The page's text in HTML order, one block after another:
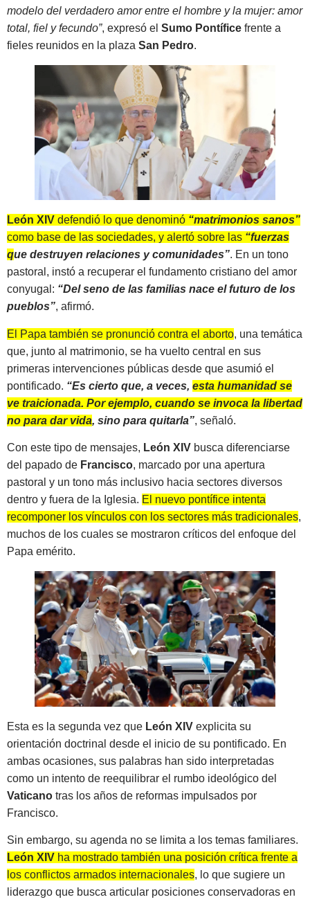
modelo del verdadero amor entre el hombre y la mujer: amor
total, fiel y fecundo”, expresó el Sumo Pontífice frente a
fieles reunidos en la plaza San Pedro.
León XIV defendió lo que denominó “matrimonios sanos”
como base de las sociedades, y alertó sobre las “fuerzas
que destruyen relaciones y comunidades”. En un tono
pastoral, instó a recuperar el fundamento cristiano del amor
conyugal: “Del seno de las familias nace el futuro de los
pueblos”, afirmó.
El Papa también se pronunció contra el aborto, una temática
que, junto al matrimonio, se ha vuelto central en sus
primeras intervenciones públicas desde que asumió el
pontificado. “Es cierto que, a veces, esta humanidad se
ve traicionada. Por ejemplo, cuando se invoca la libertad
no para dar vida, sino para quitarla”, señaló.
Con este tipo de mensajes, León XIV busca diferenciarse
del papado de Francisco, marcado por una apertura
pastoral y un tono más inclusivo hacia sectores diversos
dentro y fuera de la Iglesia. El nuevo pontífice intenta
recomponer los vínculos con los sectores más tradicionales,
muchos de los cuales se mostraron críticos del enfoque del
Papa emérito.
Esta es la segunda vez que León XIV explicita su
orientación doctrinal desde el inicio de su pontificado. En
ambas ocasiones, sus palabras han sido interpretadas
como un intento de reequilibrar el rumbo ideológico del
Vaticano tras los años de reformas impulsados por
Francisco.
Sin embargo, su agenda no se limita a los temas familiares.
León XIV ha mostrado también una posición crítica frente a
los conflictos armados internacionales, lo que sugiere un
liderazgo que busca articular posiciones conservadoras en